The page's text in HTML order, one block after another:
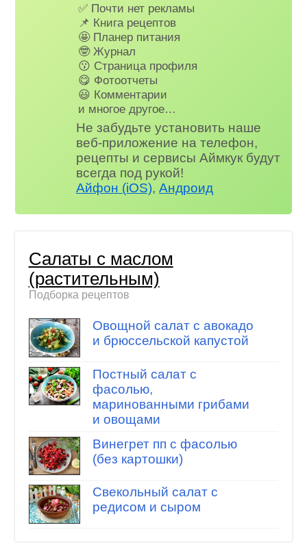
✅ Почти нет рекламы
📌 Книга рецептов
🤩 Планер питания
🤓 Журнал
😗 Страница профиля
😋 Фотоотчеты
😃 Комментарии
и многое другое…
Не забудьте установить наше
веб-приложение на телефон,
рецепты и сервисы Аймкук будут
всегда под рукой!
Айфон (iOS),Андроид
Салаты с маслом
(растительным)
Подборка рецептов
Овощной салат с авокадо
и брюссельской капустой
Постный салат с
фасолью,
маринованными грибами
и овощами
Винегрет пп с фасолью
(без картошки)
Свекольный салат с
редисом и сыром